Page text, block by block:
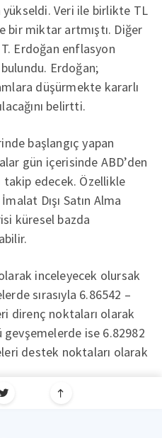
yükseldi. Veri ile birlikte TL
bir miktar artmıştı. Diğer
Erdoğan enflasyon
Erdoğan;
düşürmekte kararlı
belirtti.
başlangıç yapan
gün içerisinde ABD’den
edecek. Özellikle
Dışı Satın Alma
küresel bazda
inceleyecek olursak
sırasıyla 6.86542 –
direnç noktaları olarak
gevşemelerde ise 6.82982
destek noktaları olarak